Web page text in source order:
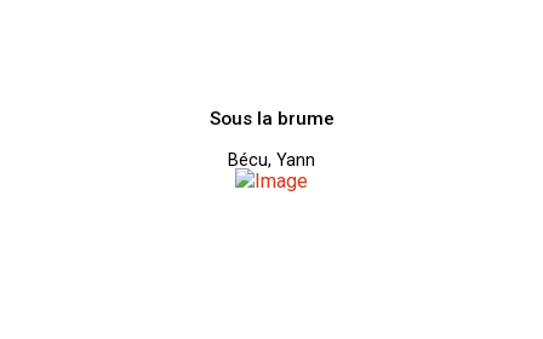
Sous la brume
Bécu, Yann